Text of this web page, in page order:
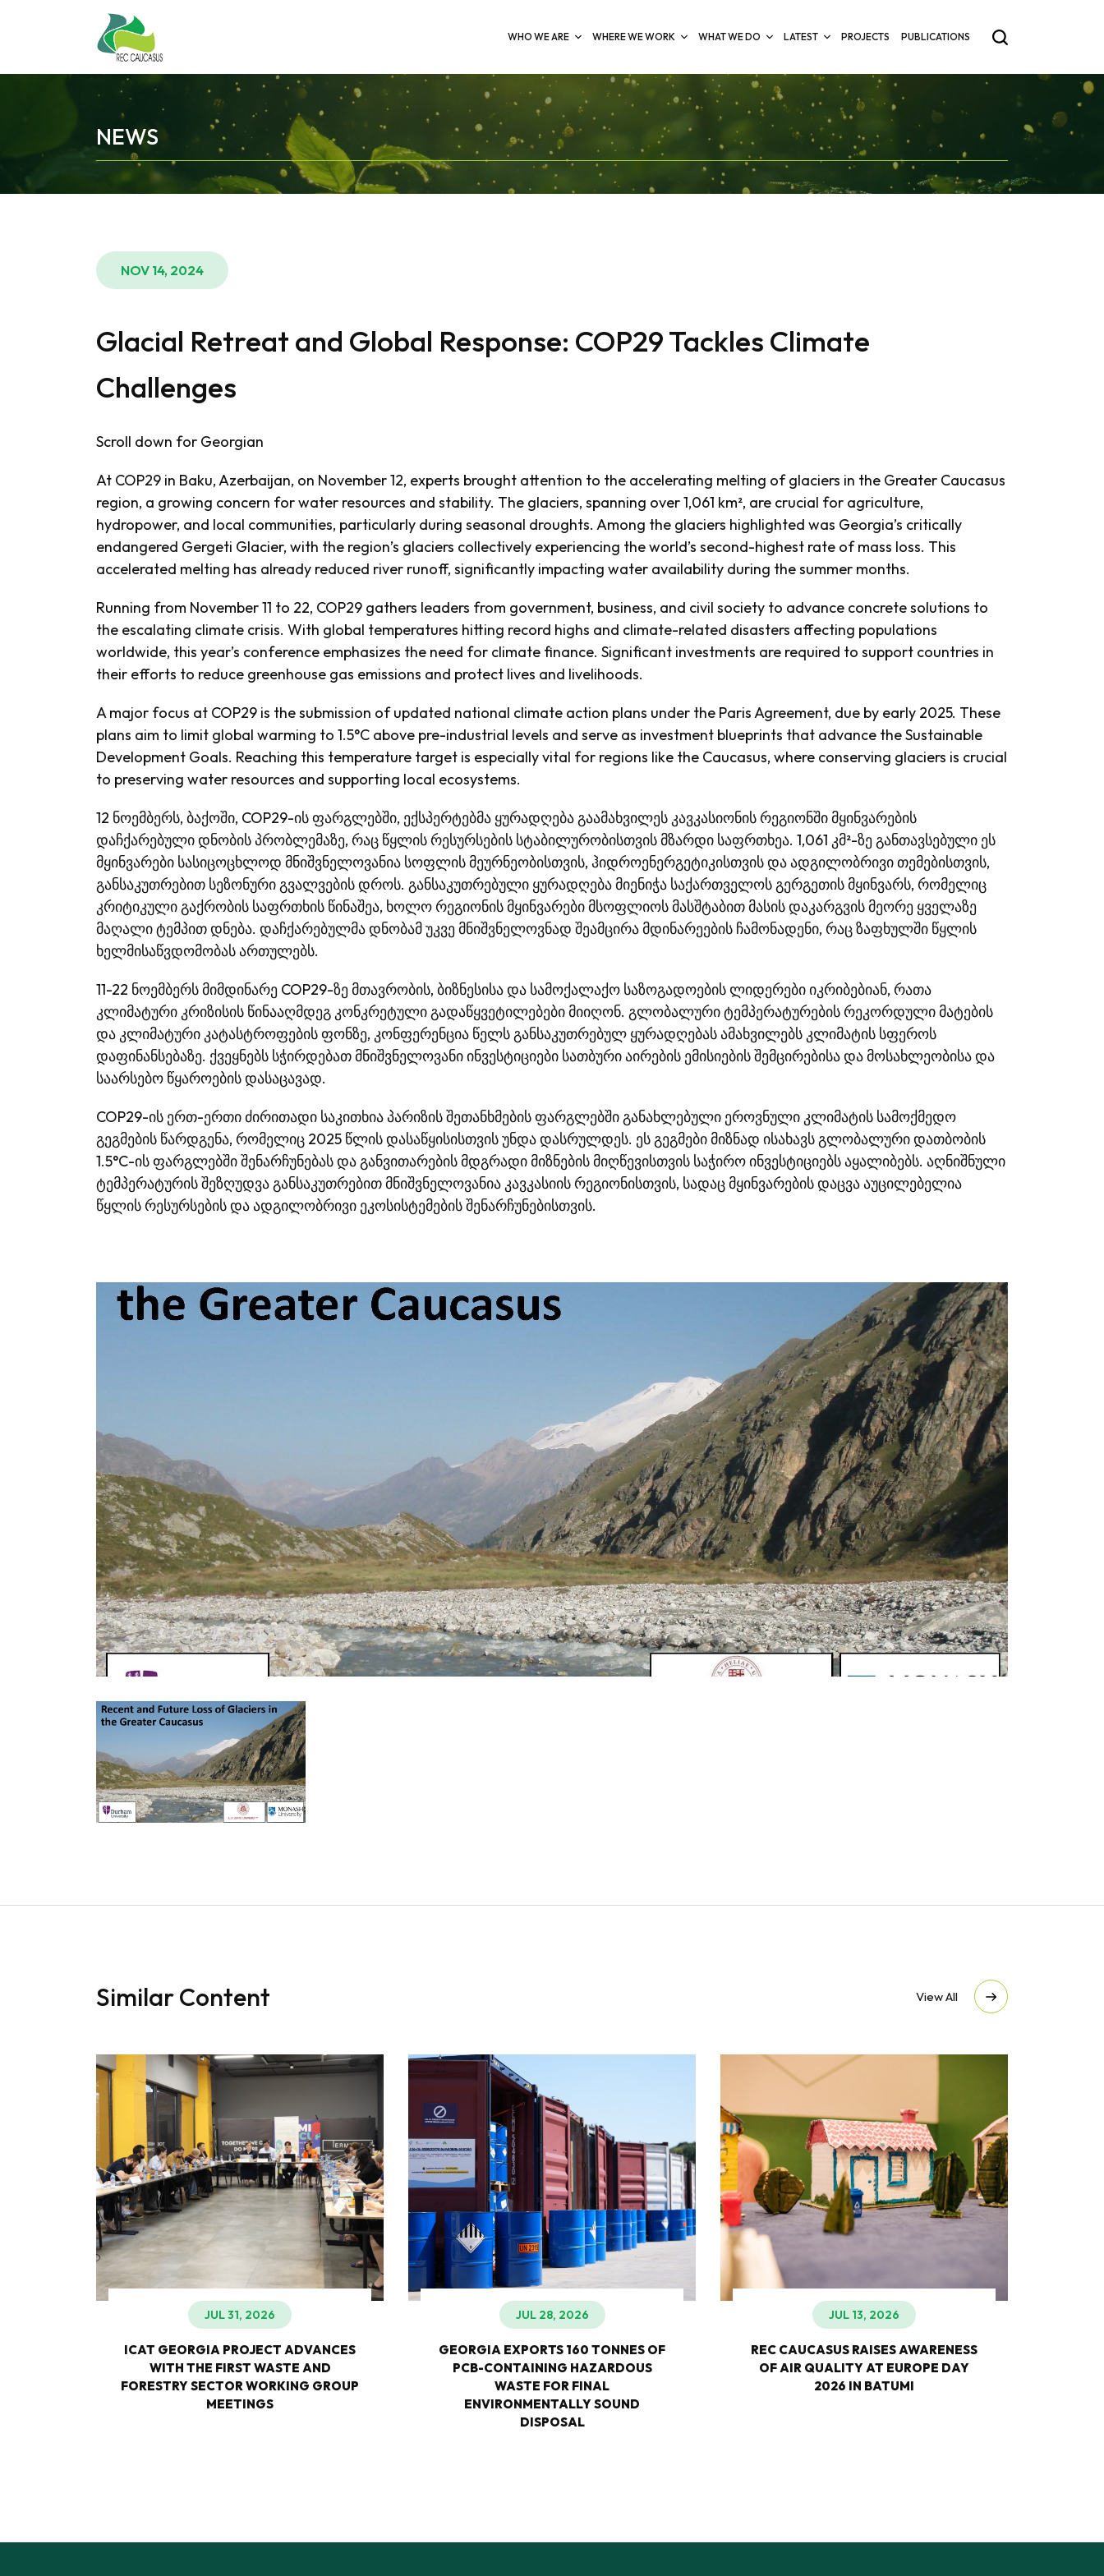
WHO WE ARE WHERE WE WORK WHAT WE DO LATEST PROJECTS PUBLICATIONS
NEWS
NOV 14, 2024
Glacial Retreat and Global Response: COP29 Tackles Climate
Challenges
Scroll down for Georgian
At COP29 in Baku, Azerbaijan, on November 12, experts brought attention to the accelerating melting of glaciers in the Greater Caucasus
region, a growing concern for water resources and stability. The glaciers, spanning over 1,061 km², are crucial for agriculture,
hydropower, and local communities, particularly during seasonal droughts. Among the glaciers highlighted was Georgia’s critically
endangered Gergeti Glacier, with the region’s glaciers collectively experiencing the world’s second-highest rate of mass loss. This
accelerated melting has already reduced river runoff, significantly impacting water availability during the summer months.
Running from November 11 to 22, COP29 gathers leaders from government, business, and civil society to advance concrete solutions to
the escalating climate crisis. With global temperatures hitting record highs and climate-related disasters affecting populations
worldwide, this year’s conference emphasizes the need for climate finance. Significant investments are required to support countries in
their efforts to reduce greenhouse gas emissions and protect lives and livelihoods.
A major focus at COP29 is the submission of updated national climate action plans under the Paris Agreement, due by early 2025. These
plans aim to limit global warming to 1.5°C above pre-industrial levels and serve as investment blueprints that advance the Sustainable
Development Goals. Reaching this temperature target is especially vital for regions like the Caucasus, where conserving glaciers is crucial
to preserving water resources and supporting local ecosystems.
12 ნოემბერს, ბაქოში, COP29-ის ფარგლებში, ექსპერტებმა ყურადღება გაამახვილეს კავკასიონის რეგიონში მყინვარების
დაჩქარებული დნობის პრობლემაზე, რაც წყლის რესურსების სტაბილურობისთვის მზარდი საფრთხეა. 1,061 კმ²-ზე განთავსებული ეს
მყინვარები სასიცოცხლოდ მნიშვნელოვანია სოფლის მეურნეობისთვის, ჰიდროენერგეტიკისთვის და ადგილობრივი თემებისთვის,
განსაკუთრებით სეზონური გვალვების დროს. განსაკუთრებული ყურადღება მიენიჭა საქართველოს გერგეთის მყინვარს, რომელიც
კრიტიკული გაქრობის საფრთხის წინაშეა, ხოლო რეგიონის მყინვარები მსოფლიოს მასშტაბით მასის დაკარგვის მეორე ყველაზე
მაღალი ტემპით დნება. დაჩქარებულმა დნობამ უკვე მნიშვნელოვნად შეამცირა მდინარეების ჩამონადენი, რაც ზაფხულში წყლის
ხელმისაწვდომობას ართულებს.
11-22 ნოემბერს მიმდინარე COP29-ზე მთავრობის, ბიზნესისა და სამოქალაქო საზოგადოების ლიდერები იკრიბებიან, რათა
კლიმატური კრიზისის წინააღმდეგ კონკრეტული გადაწყვეტილებები მიიღონ. გლობალური ტემპერატურების რეკორდული მატების
და კლიმატური კატასტროფების ფონზე, კონფერენცია წელს განსაკუთრებულ ყურადღებას ამახვილებს კლიმატის სფეროს
დაფინანსებაზე. ქვეყნებს სჭირდებათ მნიშვნელოვანი ინვესტიციები სათბური აირების ემისიების შემცირებისა და მოსახლეობისა და
საარსებო წყაროების დასაცავად.
COP29-ის ერთ-ერთი ძირითადი საკითხია პარიზის შეთანხმების ფარგლებში განახლებული ეროვნული კლიმატის სამოქმედო
გეგმების წარდგენა, რომელიც 2025 წლის დასაწყისისთვის უნდა დასრულდეს. ეს გეგმები მიზნად ისახავს გლობალური დათბობის
1.5°C-ის ფარგლებში შენარჩუნებას და განვითარების მდგრადი მიზნების მიღწევისთვის საჭირო ინვესტიციებს აყალიბებს. აღნიშნული
ტემპერატურის შეზღუდვა განსაკუთრებით მნიშვნელოვანია კავკასიის რეგიონისთვის, სადაც მყინვარების დაცვა აუცილებელია
წყლის რესურსების და ადგილობრივი ეკოსისტემების შენარჩუნებისთვის.
Similar Content View All
JUL 31, 2026
ICAT GEORGIA PROJECT ADVANCES
WITH THE FIRST WASTE AND
FORESTRY SECTOR WORKING GROUP
MEETINGS
JUL 28, 2026
GEORGIA EXPORTS 160 TONNES OF
PCB-CONTAINING HAZARDOUS
WASTE FOR FINAL
ENVIRONMENTALLY SOUND
DISPOSAL
JUL 13, 2026
REC CAUCASUS RAISES AWARENESS
OF AIR QUALITY AT EUROPE DAY
2026 IN BATUMI